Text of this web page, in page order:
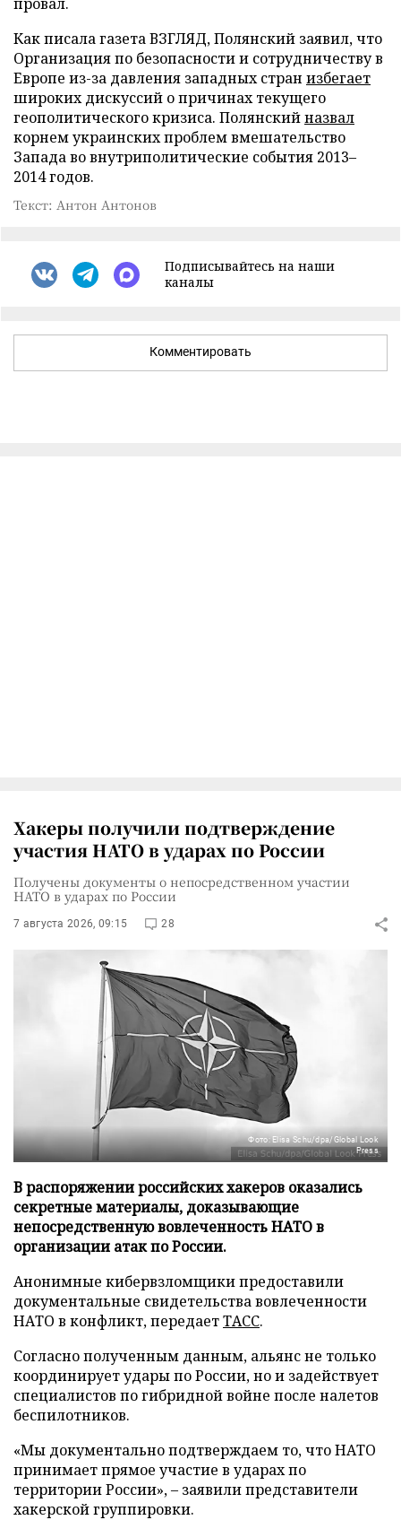
Как писала газета ВЗГЛЯД, Полянский заявил, что
Организация по безопасности и сотрудничеству в
Европе из-за давления западных стран избегает
широких дискуссий о причинах текущего
геополитического кризиса. Полянскийназвал
корнем украинских проблем вмешательство
Запада во внутриполитические события 2013–
2014 годов.
Текст: Антон Антонов
Подписывайтесь на наши
каналы
Комментировать
Хакеры получили подтверждение
участия НАТО в ударах по России
Получены документы о непосредственном участии
НАТО в ударах по России
7 августа 2026, 09:15 28
Фото: Elisa Schu/dpa/Global Look
Press
В распоряжении российских хакеров оказались
секретные материалы, доказывающие
непосредственную вовлеченность НАТО в
организации атак по России.
Анонимные кибервзломщики предоставили
документальные свидетельства вовлеченности
НАТО в конфликт, передаетТАСС.
Согласно полученным данным, альянс не только
координирует удары по России, но и задействует
специалистов по гибридной войне после налетов
беспилотников.
«Мы документально подтверждаем то, что НАТО
принимает прямое участие в ударах по
территории России», – заявили представители
хакерской группировки.